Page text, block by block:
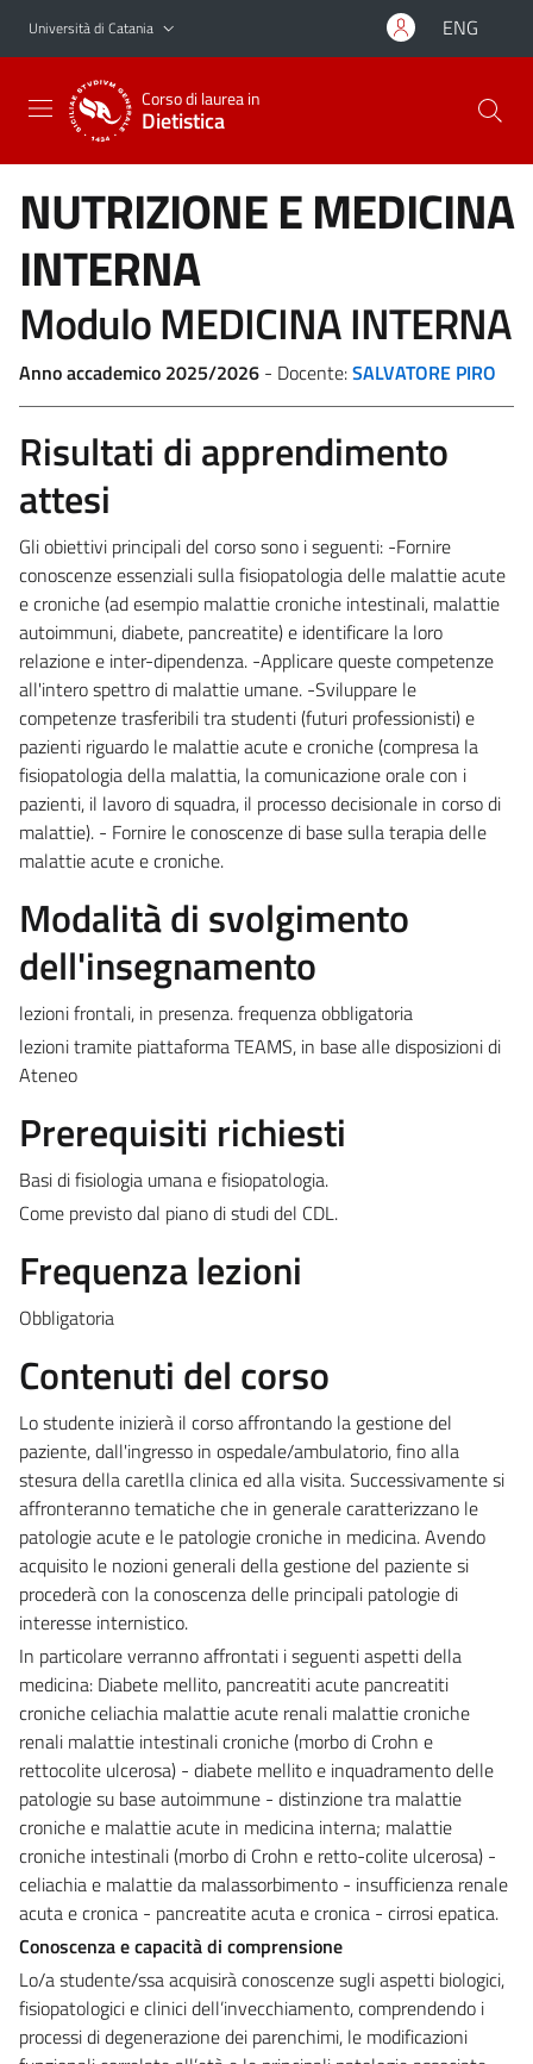
Vai al contenuto principale
Vai al menu di navigazione
Università di Catania ENG
Corso di laurea in
Dietistica
NUTRIZIONE E MEDICINA
INTERNA
Modulo MEDICINA INTERNA
Anno accademico 2025/2026 - Docente:SALVATORE PIRO
Risultati di apprendimento
attesi
Gli obiettivi principali del corso sono i seguenti: -Fornire
conoscenze essenziali sulla fisiopatologia delle malattie acute
e croniche (ad esempio malattie croniche intestinali, malattie
autoimmuni, diabete, pancreatite) e identificare la loro
relazione e inter-dipendenza. -Applicare queste competenze
all'intero spettro di malattie umane. -Sviluppare le
competenze trasferibili tra studenti (futuri professionisti) e
pazienti riguardo le malattie acute e croniche (compresa la
fisiopatologia della malattia, la comunicazione orale con i
pazienti, il lavoro di squadra, il processo decisionale in corso di
malattie). - Fornire le conoscenze di base sulla terapia delle
malattie acute e croniche.
Modalità di svolgimento
dell'insegnamento
lezioni frontali, in presenza. frequenza obbligatoria
lezioni tramite piattaforma TEAMS, in base alle disposizioni di
Ateneo
Prerequisiti richiesti
Basi di fisiologia umana e fisiopatologia.
Come previsto dal piano di studi del CDL.
Frequenza lezioni
Obbligatoria
Contenuti del corso
Lo studente inizierà il corso affrontando la gestione del
paziente, dall'ingresso in ospedale/ambulatorio, fino alla
stesura della caretlla clinica ed alla visita. Successivamente si
affronteranno tematiche che in generale caratterizzano le
patologie acute e le patologie croniche in medicina. Avendo
acquisito le nozioni generali della gestione del paziente si
procederà con la conoscenza delle principali patologie di
interesse internistico.
In particolare verranno affrontati i seguenti aspetti della
medicina: Diabete mellito, pancreatiti acute pancreatiti
croniche celiachia malattie acute renali malattie croniche
renali malattie intestinali croniche (morbo di Crohn e
rettocolite ulcerosa) - diabete mellito e inquadramento delle
patologie su base autoimmune - distinzione tra malattie
croniche e malattie acute in medicina interna; malattie
croniche intestinali (morbo di Crohn e retto-colite ulcerosa) -
celiachia e malattie da malassorbimento - insufficienza renale
acuta e cronica - pancreatite acuta e cronica - cirrosi epatica.
Conoscenza e capacità di comprensione
Lo/a studente/ssa acquisirà conoscenze sugli aspetti biologici,
fisiopatologici e clinici dell’invecchiamento, comprendendo i
processi di degenerazione dei parenchimi, le modificazioni